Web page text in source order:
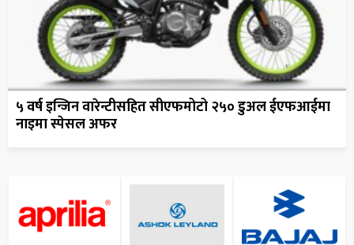
५ वर्ष इन्जिन वारेन्टीसहित सीएफमोटो २५० डुअल ईएफआईमा
नाइमा स्पेसल अफर